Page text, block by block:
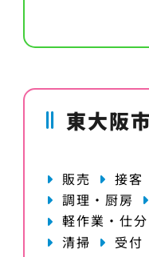
東大阪
販売 接客
調理・厨房
軽作業・仕
清掃
受付